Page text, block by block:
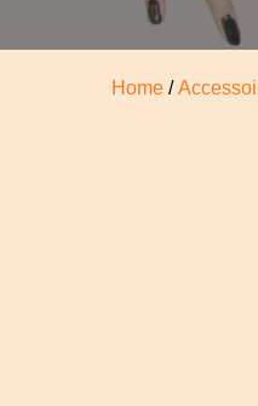
Home /